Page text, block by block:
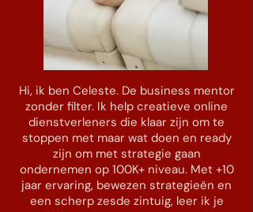
Hi, ik ben Celeste. De business mentor
zonder filter. Ik help creatieve online
dienstverleners die klaar zijn om te
stoppen met maar wat doen en ready
zijn om met strategie gaan
ondernemen op 100K+ niveau. Met +10
jaar ervaring, bewezen strategieën en
een scherp zesde zintuig, leer ik je